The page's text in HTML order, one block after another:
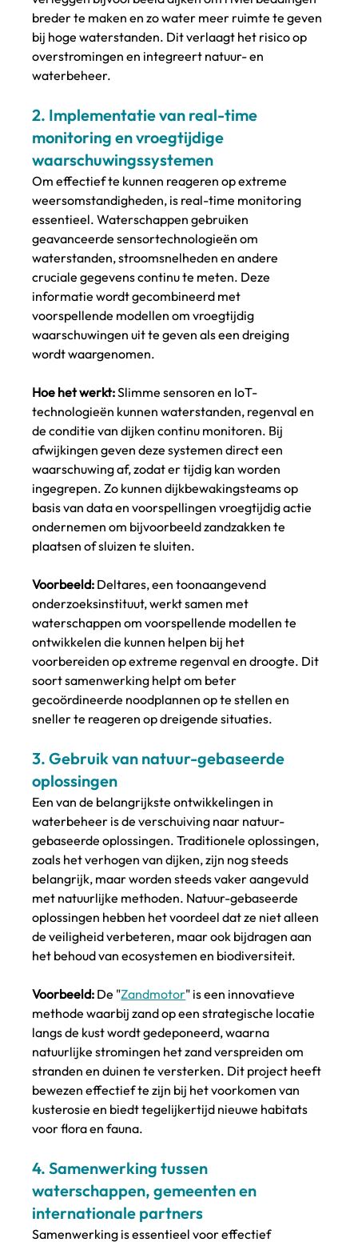
breder te maken en zo water meer ruimte te geven
bij hoge waterstanden. Dit verlaagt het risico op
overstromingen en integreert natuur- en
waterbeheer​.
2. Implementatie van real-time
monitoring en vroegtijdige
waarschuwingssystemen
Om effectief te kunnen reageren op extreme
weersomstandigheden, is real-time monitoring
essentieel. Waterschappen gebruiken
geavanceerde sensortechnologieën om
waterstanden, stroomsnelheden en andere
cruciale gegevens continu te meten. Deze
informatie wordt gecombineerd met
voorspellende modellen om vroegtijdig
waarschuwingen uit te geven als een dreiging
wordt waargenomen.
Hoe het werkt: Slimme sensoren en IoT-
technologieën kunnen waterstanden, regenval en
de conditie van dijken continu monitoren. Bij
afwijkingen geven deze systemen direct een
waarschuwing af, zodat er tijdig kan worden
ingegrepen. Zo kunnen dijkbewakingsteams op
basis van data en voorspellingen vroegtijdig actie
ondernemen om bijvoorbeeld zandzakken te
plaatsen of sluizen te sluiten.
Voorbeeld: Deltares, een toonaangevend
onderzoeksinstituut, werkt samen met
waterschappen om voorspellende modellen te
ontwikkelen die kunnen helpen bij het
voorbereiden op extreme regenval en droogte. Dit
soort samenwerking helpt om beter
gecoördineerde noodplannen op te stellen en
sneller te reageren op dreigende situaties​.
3. Gebruik van natuur-gebaseerde
oplossingen
Een van de belangrijkste ontwikkelingen in
waterbeheer is de verschuiving naar natuur-
gebaseerde oplossingen. Traditionele oplossingen,
zoals het verhogen van dijken, zijn nog steeds
belangrijk, maar worden steeds vaker aangevuld
met natuurlijke methoden. Natuur-gebaseerde
oplossingen hebben het voordeel dat ze niet alleen
de veiligheid verbeteren, maar ook bijdragen aan
het behoud van ecosystemen en biodiversiteit.
Voorbeeld: De "Zandmotor" is een innovatieve
methode waarbij zand op een strategische locatie
langs de kust wordt gedeponeerd, waarna
natuurlijke stromingen het zand verspreiden om
stranden en duinen te versterken. Dit project heeft
bewezen effectief te zijn bij het voorkomen van
kusterosie en biedt tegelijkertijd nieuwe habitats
voor flora en fauna​.
4. Samenwerking tussen
waterschappen, gemeenten en
internationale partners
Samenwerking is essentieel voor effectief